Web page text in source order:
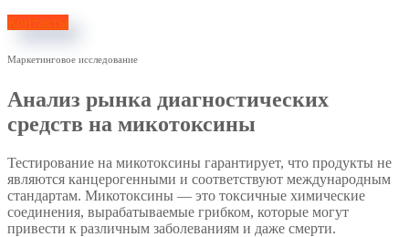
Контакты
Маркетинговое исследование
Анализ рынка диагностических
средств на микотоксины
Тестирование на микотоксины гарантирует, что продукты не
являются канцерогенными и соответствуют международным
стандартам. Микотоксины — это токсичные химические
соединения, вырабатываемые грибком, которые могут
привести к различным заболеваниям и даже смерти.